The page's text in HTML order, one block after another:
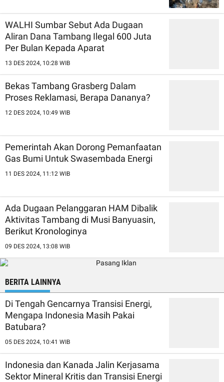
WALHI Sumbar Sebut Ada Dugaan
Aliran Dana Tambang Ilegal 600 Juta
Per Bulan Kepada Aparat
13 DES 2024, 10:28 WIB
Bekas Tambang Grasberg Dalam
Proses Reklamasi, Berapa Dananya?
12 DES 2024, 10:49 WIB
Pemerintah Akan Dorong Pemanfaatan
Gas Bumi Untuk Swasembada Energi
11 DES 2024, 11:12 WIB
Ada Dugaan Pelanggaran HAM Dibalik
Aktivitas Tambang di Musi Banyuasin,
Berikut Kronologinya
09 DES 2024, 13:08 WIB
BERITA LAINNYA
Di Tengah Gencarnya Transisi Energi,
Mengapa Indonesia Masih Pakai
Batubara?
05 DES 2024, 10:41 WIB
Indonesia dan Kanada Jalin Kerjasama
Sektor Mineral Kritis dan Transisi Energi